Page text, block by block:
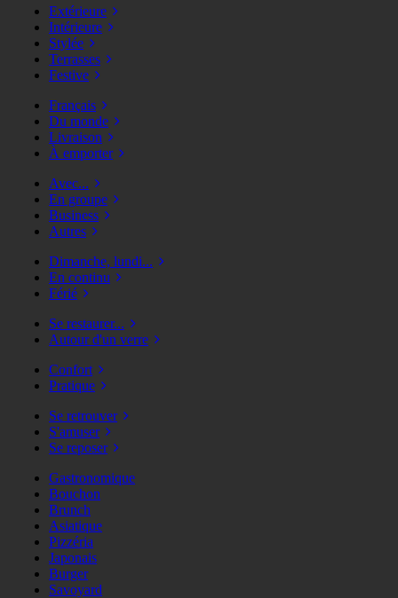
Extérieure
Intérieure
Stylée
Terrasses
Festive
Français
Du monde
Livraison
À emporter
Avec...
En groupe
Business
Autres
Dimanche, lundi...
En continu
Férié
Se restaurer...
Autour d'un verre
Confort
Pratique
Se retrouver
S'amuser
Se reposer
Gastronomique
Bouchon
Brunch
Asiatique
Pizzéria
Japonais
Burger
Savoyard